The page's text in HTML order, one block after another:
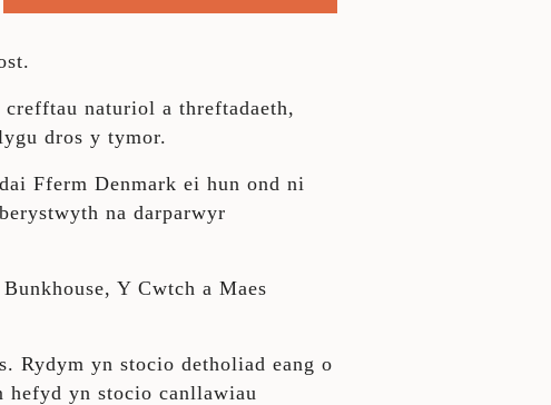
naturiol a threftadaeth,
dros y tymor.
Fferm Denmark ei hun ond ni
na darparwyr
Y Cwtch a Maes
Rydym yn stocio detholiad eang o
hefyd yn stocio canllawiau